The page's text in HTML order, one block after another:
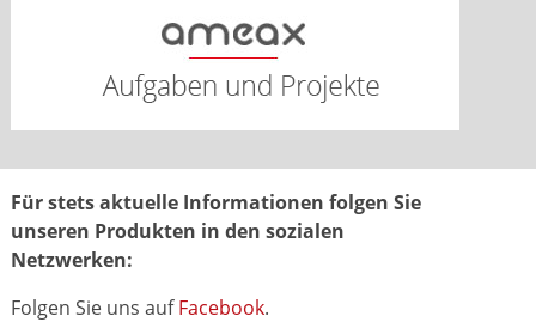
Für stets aktuelle Informationen folgen Sie
unseren Produkten in den sozialen
Netzwerken:
Folgen Sie uns aufFacebook.